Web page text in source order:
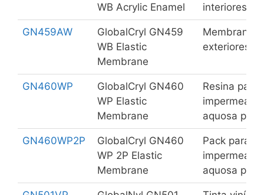
WB Acrylic Enamel
interiores e
GN459AW
GlobalCryl GN459
WB Elastic
Membrane
Membrana
exteriores.
GN460WP
GlobalCryl GN460
WP Elastic
Membrane
Resina para
aquosa
GN460WP2P
GlobalCryl GN460
WP 2P Elastic
Membrane
Pack para
aquosa